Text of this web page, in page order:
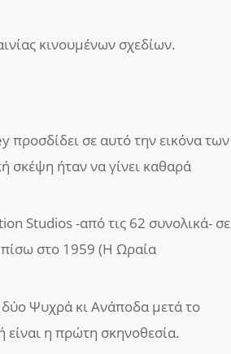
κινουμένων σχεδίων.
προσδίδει σε αυτό την εικόνα των
ήταν να γίνει καθαρά
Studios -από τις 62 συνολικά- σε
στο 1959 (Η Ωραία
Ψυχρά κι Ανάποδα μετά το
η πρώτη σκηνοθεσία.